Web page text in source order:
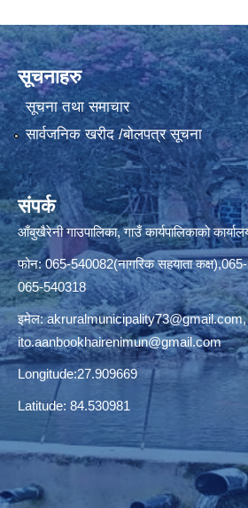
सूचनाहरु
सूचना तथा समाचार
सार्वजनिक खरीद /बोलपत्र सूचना
संपर्क
आँबुखैरेनी गाउपालिका, गाउँ कार्यपालिकाको
फोन: 065-540082(नागरिक सहयाता
065-540318
इमेल:akruralmunicipality73@gmail.com,
ito.aanbookhairenimun@gmail.com
Longitude:27.909669
Latitude: 84.530981